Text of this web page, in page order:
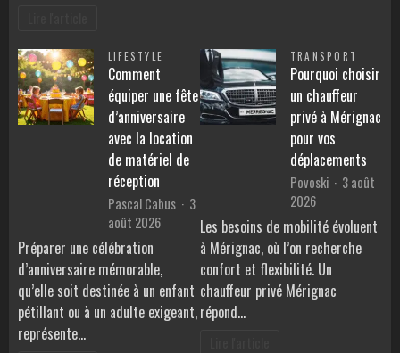
LIFESTYLE
Comment
équiper une fête
d’anniversaire
avec la location
de matériel de
réception
Pascal Cabus
3
août 2026
Préparer une célébration
d’anniversaire mémorable,
qu’elle soit destinée à un enfant
pétillant ou à un adulte exigeant,
représente…
TRANSPORT
Pourquoi choisir
un chauffeur
privé à Mérignac
pour vos
déplacements
Povoski
3 août
2026
Les besoins de mobilité évoluent
à Mérignac, où l’on recherche
confort et flexibilité. Un
chauffeur privé Mérignac
répond…